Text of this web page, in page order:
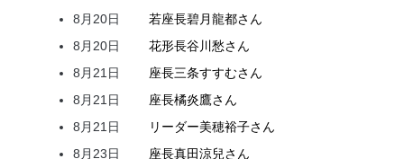
8月20日
若座長碧月龍都さん
8月20日
花形長谷川愁さん
8月21日
座長三条すすむさん
8月21日
座長橘炎鷹さん
8月21日
リーダー美穂裕子さん
8月23日
座長真田涼兒さん